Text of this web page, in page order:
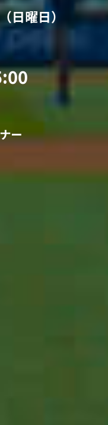
日曜日）
ー